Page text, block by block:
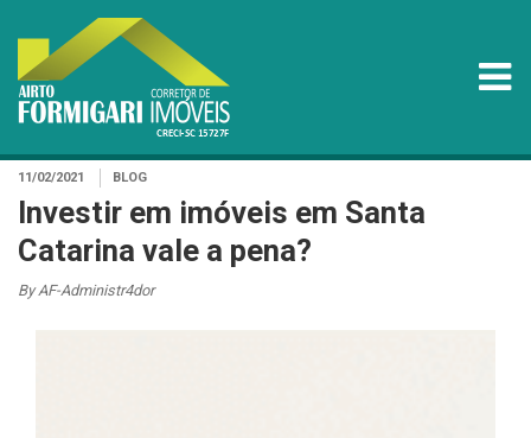
11/02/2021 BLOG
Investir em imóveis em Santa
Catarina vale a pena?
By AF-Administr4dor